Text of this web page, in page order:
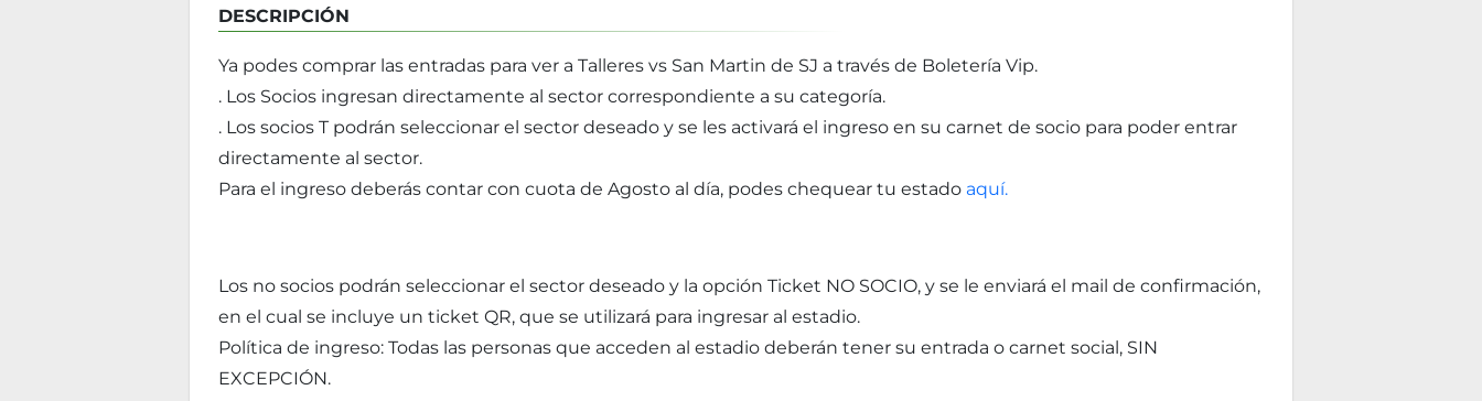
DESCRIPCIÓN
Ya podes comprar las entradas para ver a Talleres vs San Martin de SJ a través de Boletería Vip.
. Los Socios ingresan directamente al sector correspondiente a su categoría.
. Los socios T podrán seleccionar el sector deseado y se les activará el ingreso en su carnet de socio para poder entrar
directamente al sector.
Para el ingreso deberás contar con cuota de Agosto al día, podes chequear tu estado aquí.
Los no socios podrán seleccionar el sector deseado y la opción Ticket NO SOCIO, y se le enviará el mail de confirmación,
en el cual se incluye un ticket QR, que se utilizará para ingresar al estadio.
Política de ingreso: Todas las personas que acceden al estadio deberán tener su entrada o carnet social, SIN
EXCEPCIÓN.